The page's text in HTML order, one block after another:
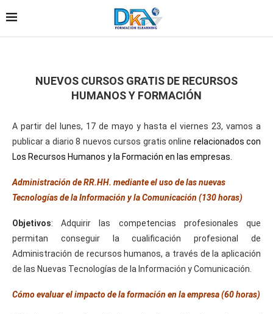
NUEVOS CURSOS GRATIS DE RECURSOS
HUMANOS Y FORMACIÓN
A partir del lunes, 17 de mayo y hasta el viernes 23, vamos a
publicar a diario 8 nuevos cursos gratis online relacionados con
Los Recursos Humanos y la Formación en las empresas.
Administración de RR.HH. mediante el uso de las nuevas
Tecnologías de la Información y la Comunicación (130 horas)
Objetivos: Adquirir las competencias profesionales que
permitan conseguir la cualificación profesional de
Administración de recursos humanos, a través de la aplicación
de las Nuevas Tecnologías de la Información y Comunicación.
Cómo evaluar el impacto de la formación en la empresa (60 horas)